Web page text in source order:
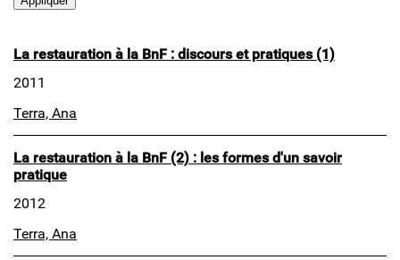
La restauration à la BnF : discours et pratiques (1)
2011
Terra, Ana
La restauration à la BnF (2) : les formes d'un savoir
pratique
2012
Terra, Ana